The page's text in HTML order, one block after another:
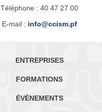
Téléphone : 40 47 27 00
E-mail : info@ccism.pf
ENTREPRISES
FORMATIONS
ÉVÈNEMENTS